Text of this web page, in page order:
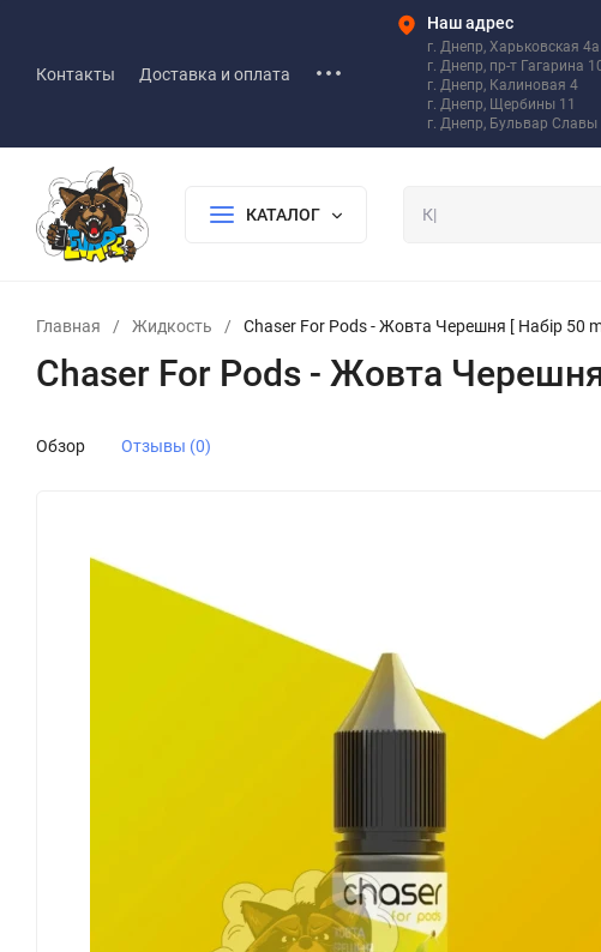
Контакты Доставка и оплата
Наш адрес
г. Днепр, Харьковская 4а
г. Днепр, пр-т Гагарина
г. Днепр, Калиновая 4
г. Днепр, Щербины 11
г. Днепр, Бульвар Славы
КАТАЛОГ
Главная / Жидкость / Chaser For Pods - Жовта Черешня [ Набір 50
Chaser For Pods - Жовта
Обзор Отзывы (0)